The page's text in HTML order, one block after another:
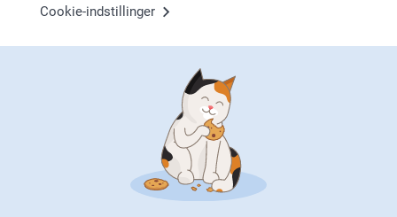
Cookie-indstillinger
Leder du efter inspiration?
Førsteklasses kundeservice!